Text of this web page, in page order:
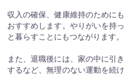
収入の確保、健康維持のために
おすすめします。やりがいを持
と暮らすことにもつながります。
また、退職後には、家の中に引
するなど、無理のない運動を続